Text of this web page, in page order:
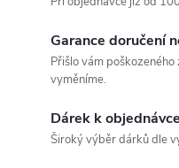
Garance doručení
Přišlo vám
vyměníme.
Dárek k objednávce
Široký výběr dárků dle